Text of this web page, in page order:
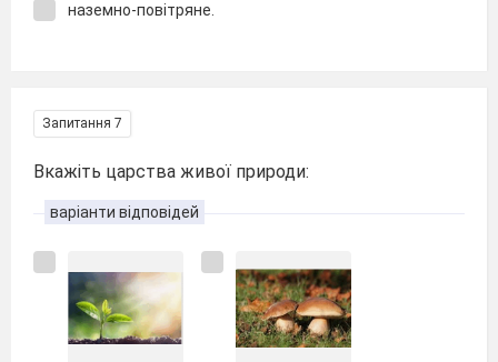
наземно-повітряне.
Запитання 7
Вкажіть царства живої природи:
варіанти відповідей